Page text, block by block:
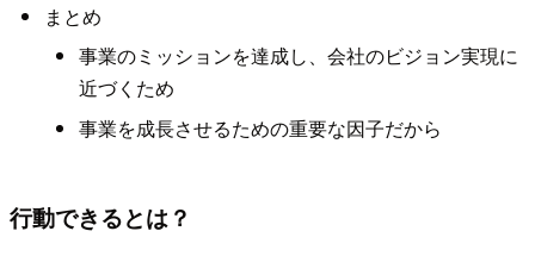
まとめ
事業のミッションを達成し、会社のビジョン実現に
近づくため
事業を成長させるための重要な因子だから
行動できるとは？